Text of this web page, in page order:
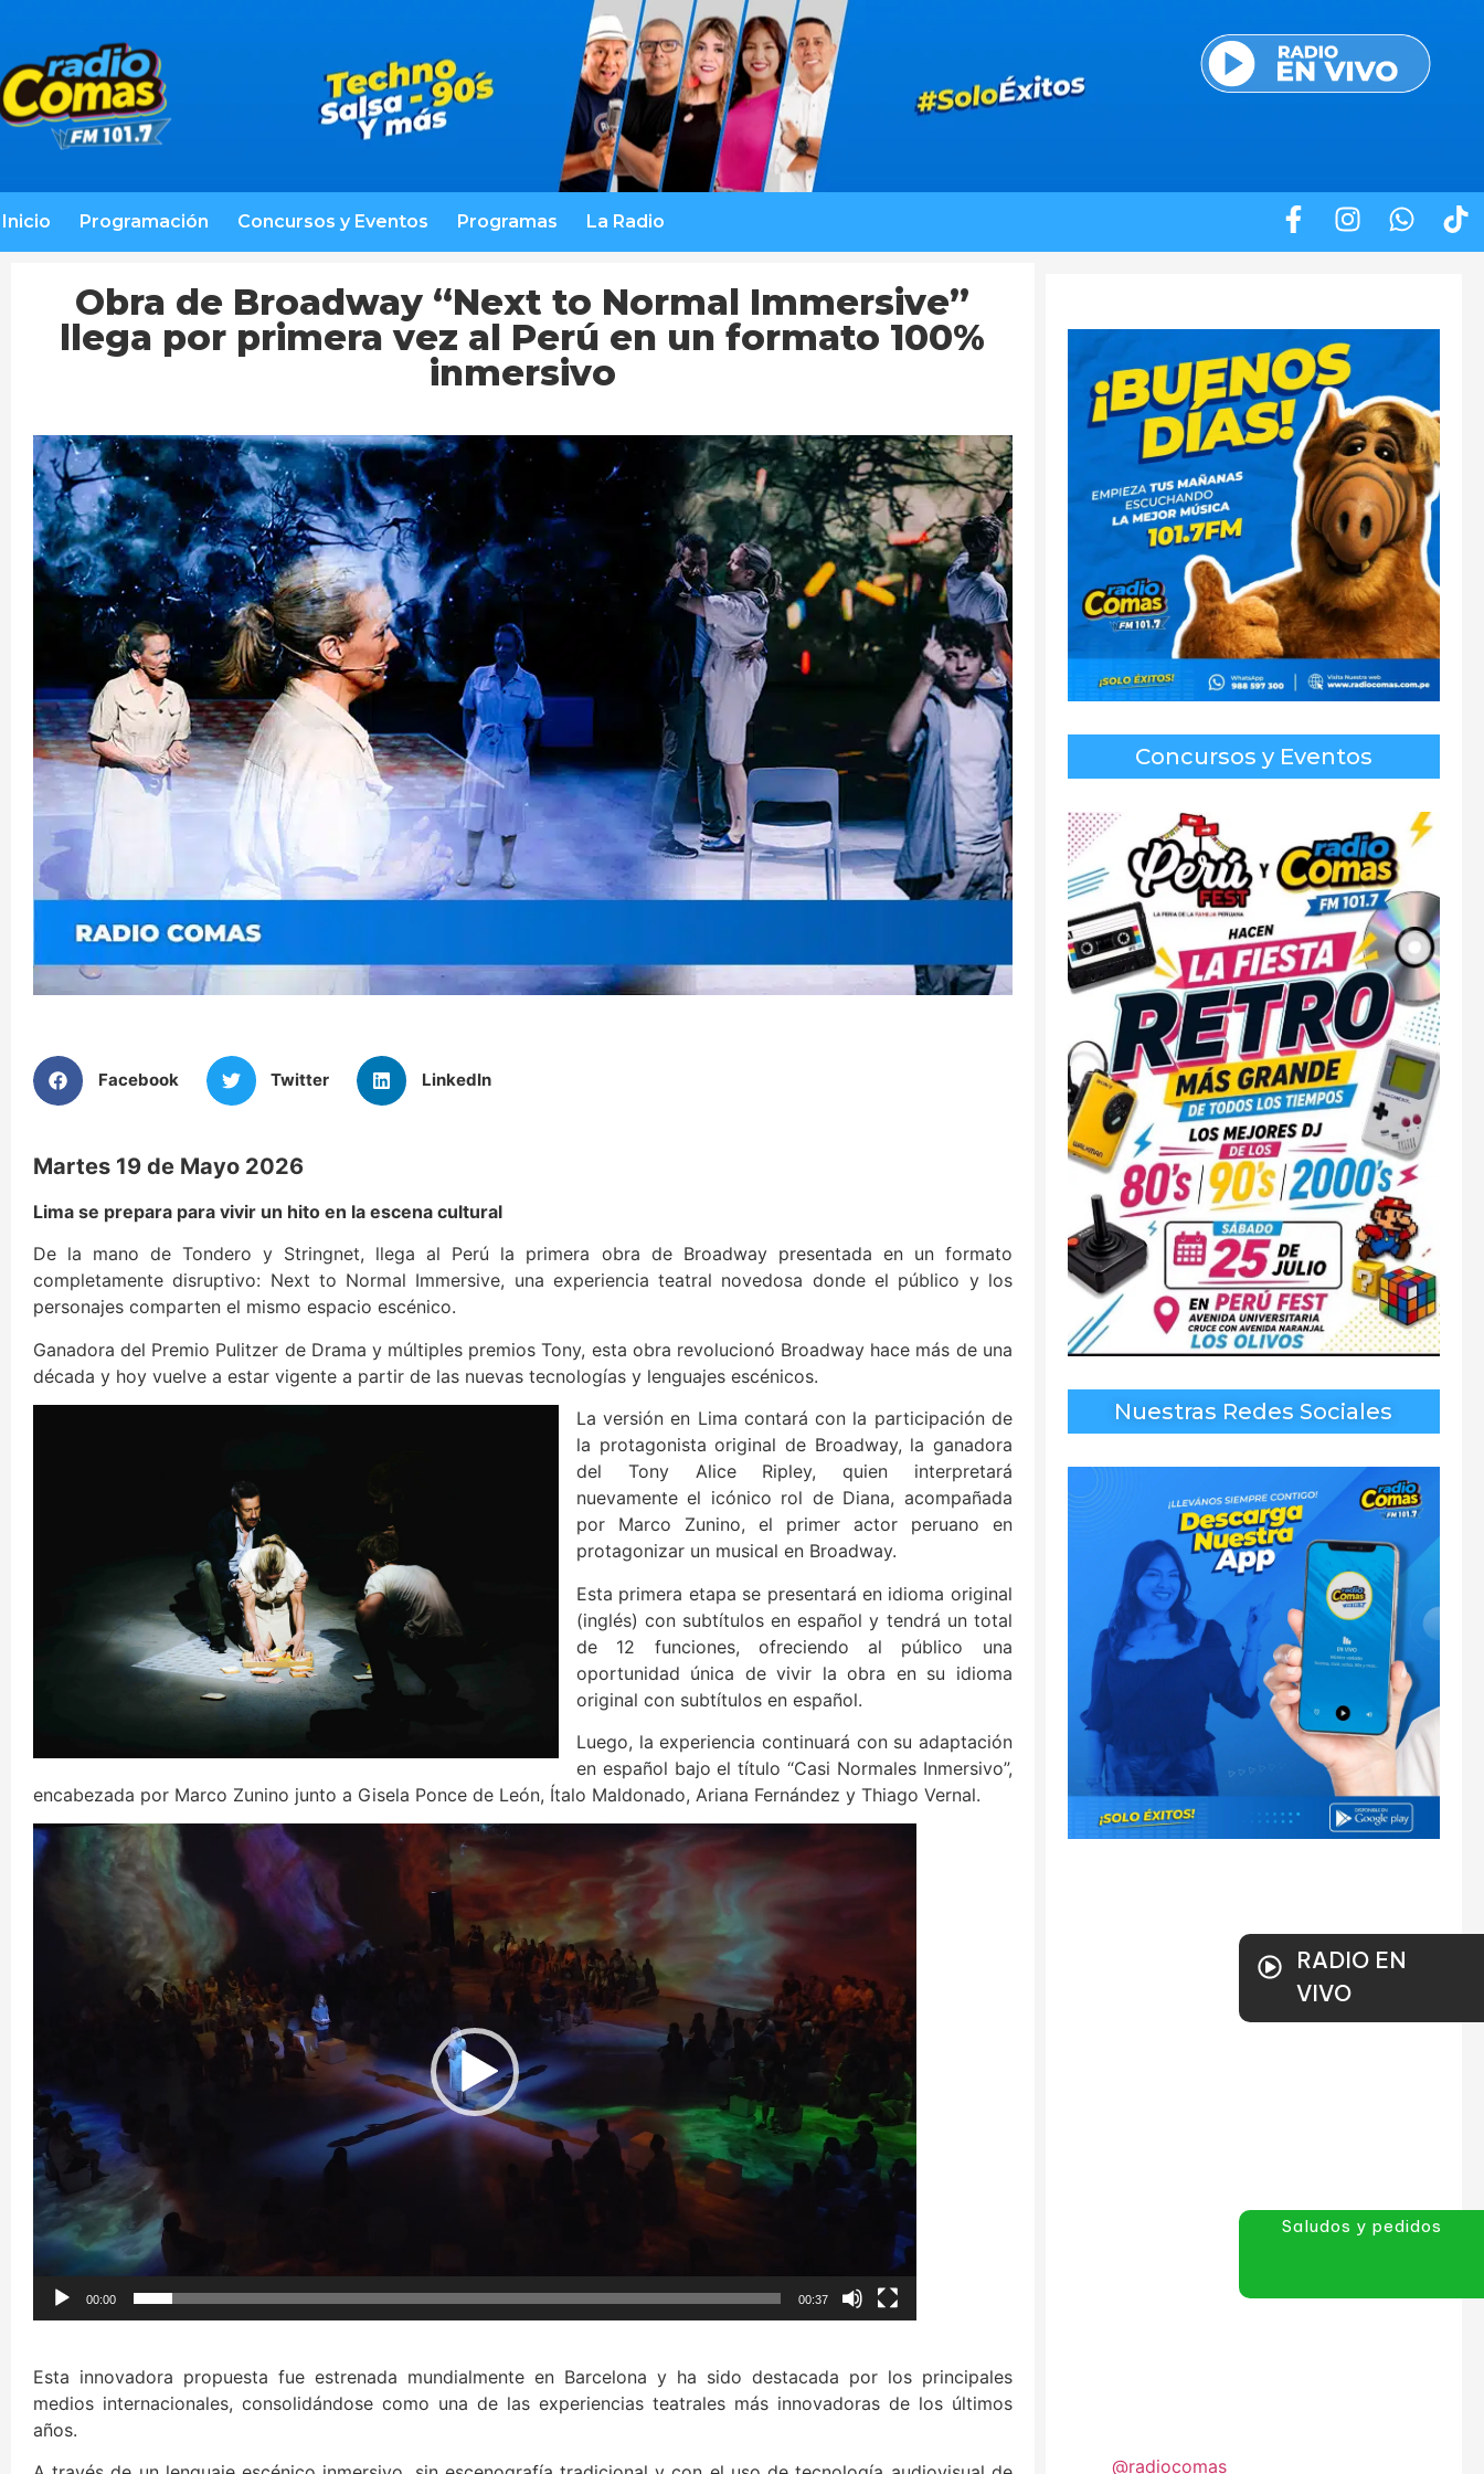
Inicio Programación Concursos y Eventos Programas La Radio
Obra de Broadway “Next to Normal Immersive”
llega por primera vez al Perú en un formato 100%
inmersivo
Facebook Twitter LinkedIn
Martes 19 de Mayo 2026
Lima se prepara para vivir un hito en la escena cultural
De la mano de Tondero y Stringnet, llega al Perú la primera obra de Broadway presentada en un formato
completamente disruptivo: Next to Normal Immersive, una experiencia teatral novedosa donde el público y los
personajes comparten el mismo espacio escénico.
Ganadora del Premio Pulitzer de Drama y múltiples premios Tony, esta obra revolucionó Broadway hace más de una
década y hoy vuelve a estar vigente a partir de las nuevas tecnologías y lenguajes escénicos.
La versión en Lima contará con la participación de
la protagonista original de Broadway, la ganadora
del Tony Alice Ripley, quien interpretará
nuevamente el icónico rol de Diana, acompañada
por Marco Zunino, el primer actor peruano en
protagonizar un musical en Broadway.
Esta primera etapa se presentará en idioma original
(inglés) con subtítulos en español y tendrá un total
de 12 funciones, ofreciendo al público una
oportunidad única de vivir la obra en su idioma
original con subtítulos en español.
Luego, la experiencia continuará con su adaptación
en español bajo el título “Casi Normales Inmersivo”,
encabezada por Marco Zunino junto a Gisela Ponce de León, Ítalo Maldonado, Ariana Fernández y Thiago Vernal.
Reproductor
de
00:00 00:37
Esta innovadora propuesta fue estrenada mundialmente en Barcelona y ha sido destacada por los principales
medios internacionales, consolidándose como una de las experiencias teatrales más innovadoras de los últimos
años.
Concursos y Eventos
Nuestras Redes Sociales
@radiocomas
RADIO EN
VIVO
Saludos y pedidos